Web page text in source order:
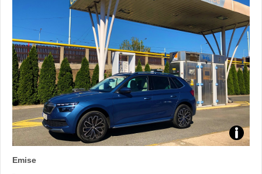
Foto:
Emise